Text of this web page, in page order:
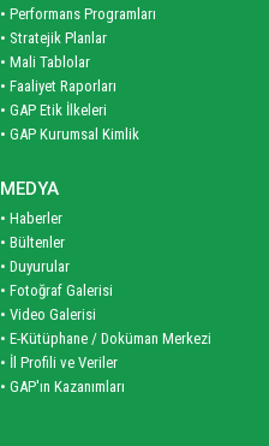
• Performans Programları
• Stratejik Planlar
• Mali Tablolar
• Faaliyet Raporları
• GAP Etik İlkeleri
• GAP Kurumsal Kimlik
MEDYA
• Haberler
• Bültenler
• Duyurular
• Fotoğraf Galerisi
• Video Galerisi
• E-Kütüphane / Doküman Merkezi
• İl Profili ve Veriler
• GAP'ın Kazanımları